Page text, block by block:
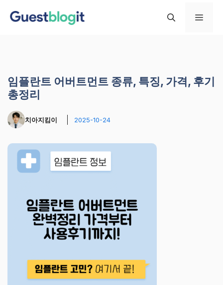
메
임플란트 어버트먼트 종류, 특징, 가격, 후기
총정리
치아지킴이 2025-10-24